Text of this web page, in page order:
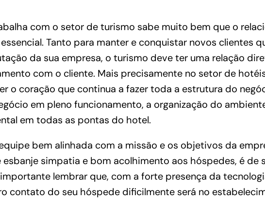
com o setor de turismo sabe muito bem que o
Tanto para manter e conquistar novos clientes
da sua empresa, o turismo deve ter uma relação
com o cliente. Mais precisamente no setor de
o coração que continua a fazer toda a estrutura do
em pleno funcionamento, a organização do
em todas as pontas do hotel.
bem alinhada com a missão e os objetivos da
simpatia e bom acolhimento aos hóspedes, é de
lembrar que, com a forte presença da
contato do seu hóspede dificilmente será no